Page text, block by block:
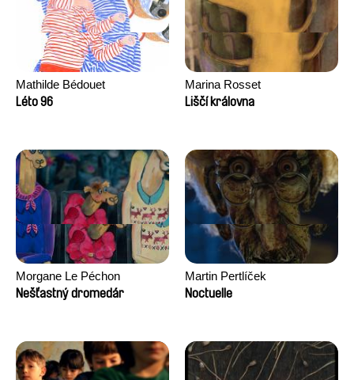
Mathilde Bédouet
Léto 96
Marina Rosset
Liščí královna
Morgane Le Péchon
Nešťastný dromedár
Martin Pertlíček
Noctuelle